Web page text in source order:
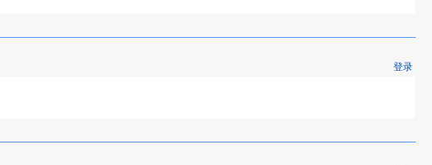
登录